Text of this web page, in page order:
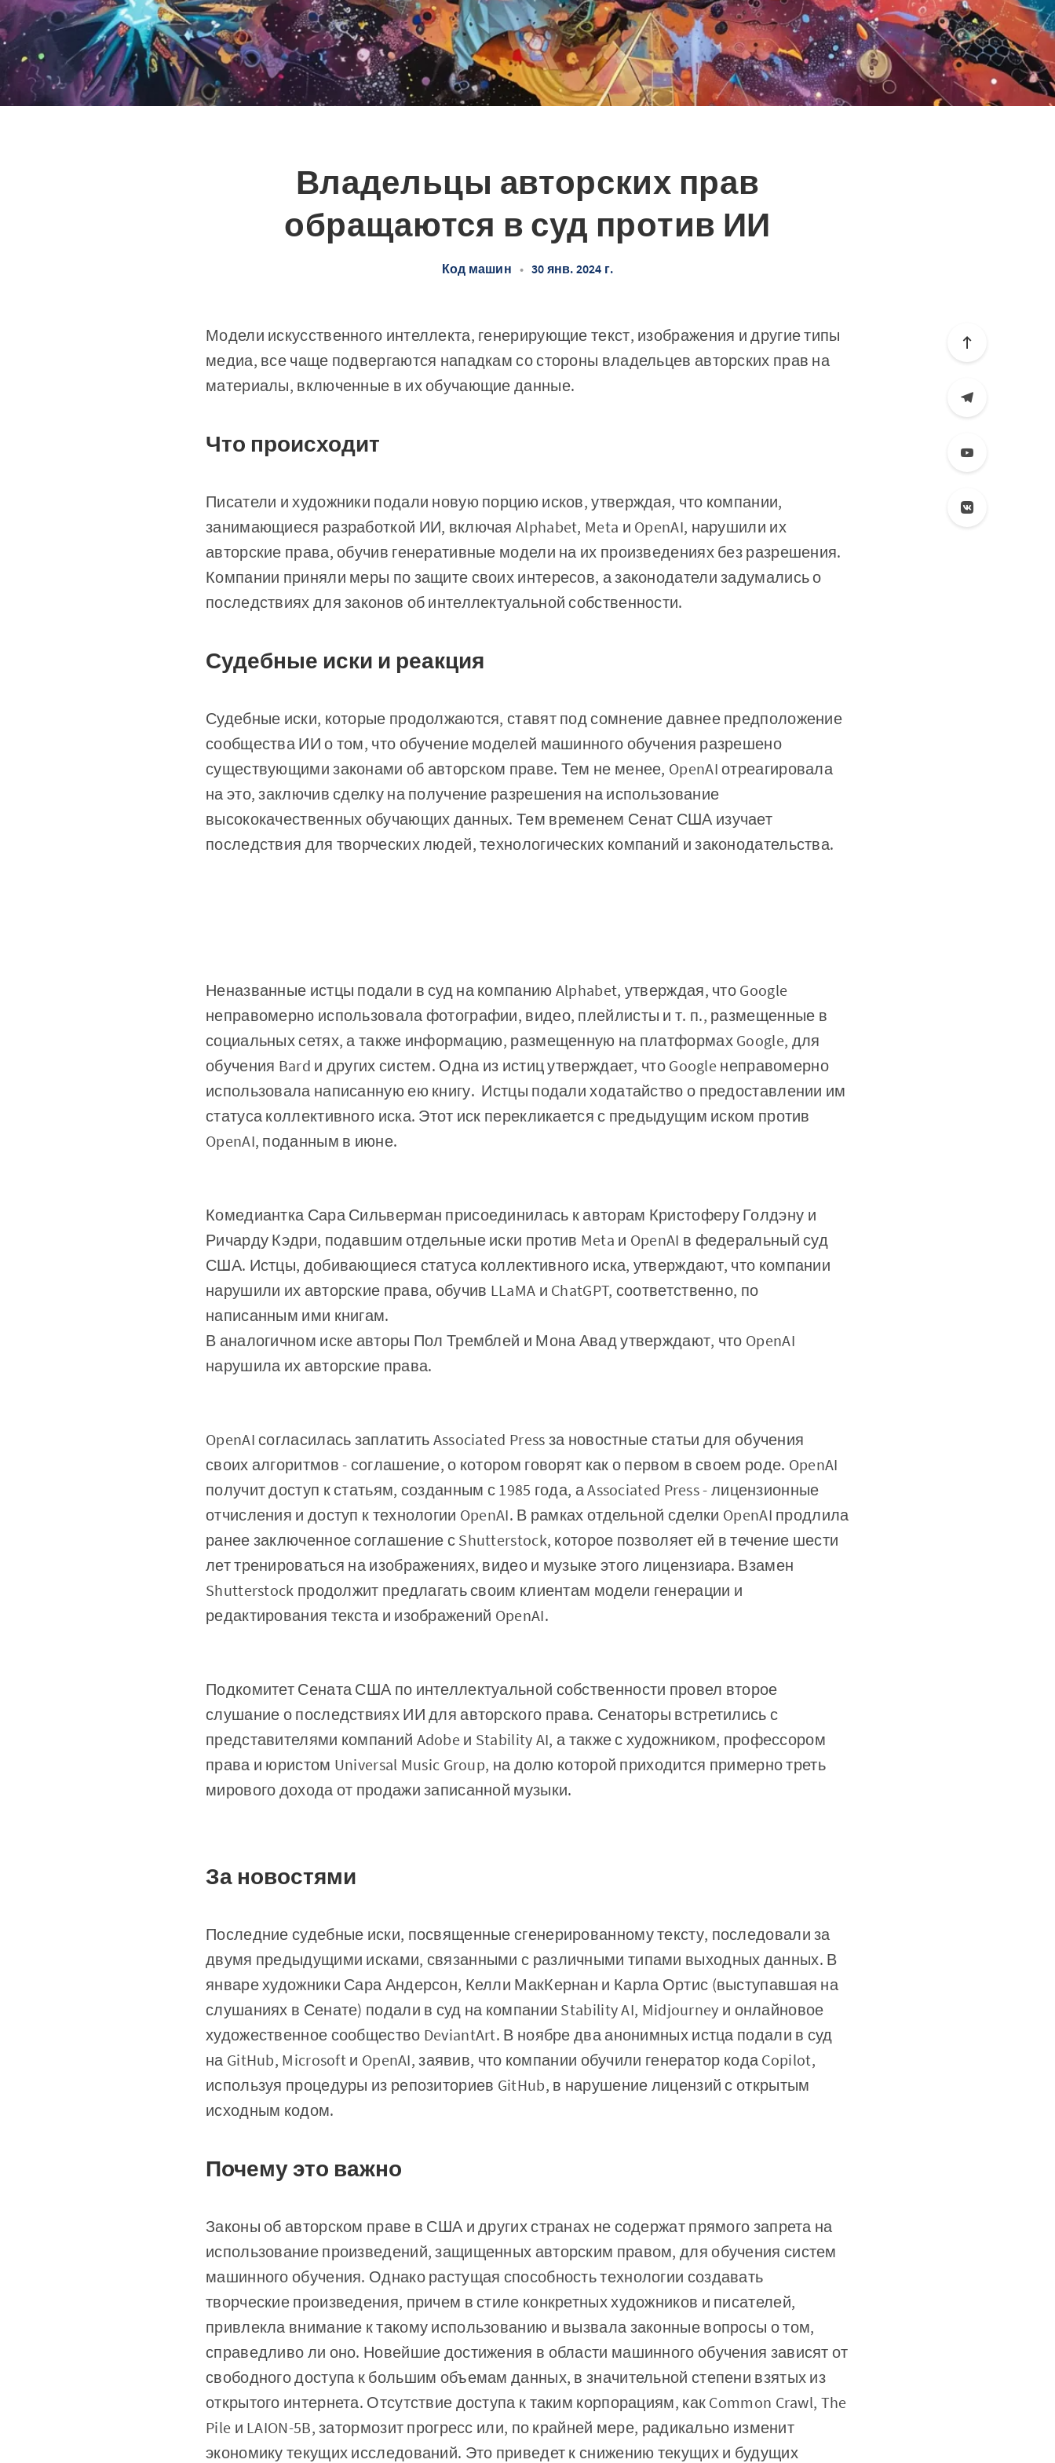
Владельцы авторских прав
обращаются в суд против ИИ
Код машин • 30 янв. 2024 г.
Модели искусственного интеллекта, генерирующие текст, изображения и другие типы
медиа, все чаще подвергаются нападкам со стороны владельцев авторских прав на
материалы, включенные в их обучающие данные.
Что происходит
Писатели и художники подали новую порцию исков, утверждая, что компании,
занимающиеся разработкой ИИ, включая Alphabet, Meta и OpenAI, нарушили их
авторские права, обучив генеративные модели на их произведениях без разрешения.
Компании приняли меры по защите своих интересов, а законодатели задумались о
последствиях для законов об интеллектуальной собственности.
Судебные иски и реакция
Судебные иски, которые продолжаются, ставят под сомнение давнее предположение
сообщества ИИ о том, что обучение моделей машинного обучения разрешено
существующими законами об авторском праве. Тем не менее, OpenAI отреагировала
на это, заключив сделку на получение разрешения на использование
высококачественных обучающих данных. Тем временем Сенат США изучает
последствия для творческих людей, технологических компаний и законодательства.
Неназванные истцы подали в суд на компанию Alphabet, утверждая, что Google
неправомерно использовала фотографии, видео, плейлисты и т. п., размещенные в
социальных сетях, а также информацию, размещенную на платформах Google, для
обучения Bard и других систем. Одна из истиц утверждает, что Google неправомерно
использовала написанную ею книгу. Истцы подали ходатайство о предоставлении им
статуса коллективного иска. Этот иск перекликается с предыдущим иском против
OpenAI, поданным в июне.
Комедиантка Сара Сильверман присоединилась к авторам Кристоферу Голдэну и
Ричарду Кэдри, подавшим отдельные иски против Meta и OpenAI в федеральный суд
США. Истцы, добивающиеся статуса коллективного иска, утверждают, что компании
нарушили их авторские права, обучив LLaMA и ChatGPT, соответственно, по
написанным ими книгам.
В аналогичном иске авторы Пол Тремблей и Мона Авад утверждают, что OpenAI
нарушила их авторские права.
OpenAI согласилась заплатить Associated Press за новостные статьи для обучения
своих алгоритмов - соглашение, о котором говорят как о первом в своем роде. OpenAI
получит доступ к статьям, созданным с 1985 года, а Associated Press - лицензионные
отчисления и доступ к технологии OpenAI. В рамках отдельной сделки OpenAI продлила
ранее заключенное соглашение с Shutterstock, которое позволяет ей в течение шести
лет тренироваться на изображениях, видео и музыке этого лицензиара. Взамен
Shutterstock продолжит предлагать своим клиентам модели генерации и
редактирования текста и изображений OpenAI.
Подкомитет Сената США по интеллектуальной собственности провел второе
слушание о последствиях ИИ для авторского права. Сенаторы встретились с
представителями компаний Adobe и Stability AI, а также с художником, профессором
права и юристом Universal Music Group, на долю которой приходится примерно треть
мирового дохода от продажи записанной музыки.
За новостями
Последние судебные иски, посвященные сгенерированному тексту, последовали за
двумя предыдущими исками, связанными с различными типами выходных данных. В
январе художники Сара Андерсон, Келли МакКернан и Карла Ортис (выступавшая на
слушаниях в Сенате) подали в суд на компании Stability AI, Midjourney и онлайновое
художественное сообщество DeviantArt. В ноябре два анонимных истца подали в суд
на GitHub, Microsoft и OpenAI, заявив, что компании обучили генератор кода Copilot,
используя процедуры из репозиториев GitHub, в нарушение лицензий с открытым
исходным кодом.
Почему это важно
Законы об авторском праве в США и других странах не содержат прямого запрета на
использование произведений, защищенных авторским правом, для обучения систем
машинного обучения. Однако растущая способность технологии создавать
творческие произведения, причем в стиле конкретных художников и писателей,
привлекла внимание к такому использованию и вызвала законные вопросы о том,
справедливо ли оно. Новейшие достижения в области машинного обучения зависят от
свободного доступа к большим объемам данных, в значительной степени взятых из
открытого интернета. Отсутствие доступа к таким корпорациям, как Common Crawl, The
Pile и LAION-5B, затормозит прогресс или, по крайней мере, радикально изменит
экономику текущих исследований. Это приведет к снижению текущих и будущих